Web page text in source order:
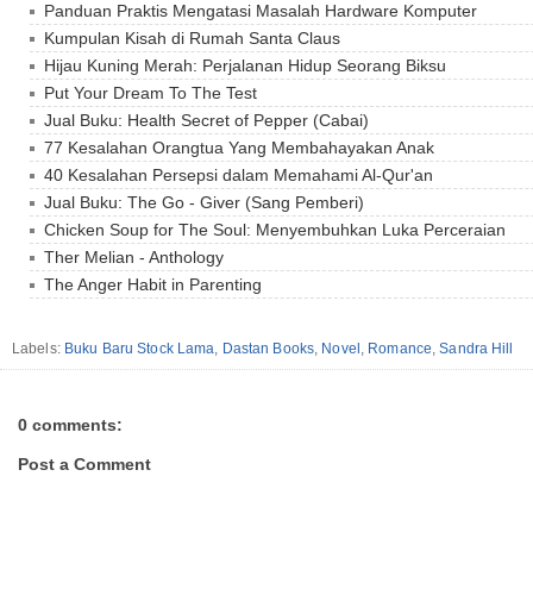
Panduan Praktis Mengatasi Masalah Hardware Komputer
Kumpulan Kisah di Rumah Santa Claus
Hijau Kuning Merah: Perjalanan Hidup Seorang Biksu
Put Your Dream To The Test
Jual Buku: Health Secret of Pepper (Cabai)
77 Kesalahan Orangtua Yang Membahayakan Anak
40 Kesalahan Persepsi dalam Memahami Al-Qur'an
Jual Buku: The Go - Giver (Sang Pemberi)
Chicken Soup for The Soul: Menyembuhkan Luka Perceraian
Ther Melian - Anthology
The Anger Habit in Parenting
Labels: Buku Baru Stock Lama, Dastan Books, Novel , Romance,Sandra Hill
0 comments:
Post a Comment